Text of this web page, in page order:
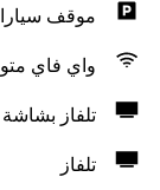
موقف
واي فاي
تلفاز
تلفاز